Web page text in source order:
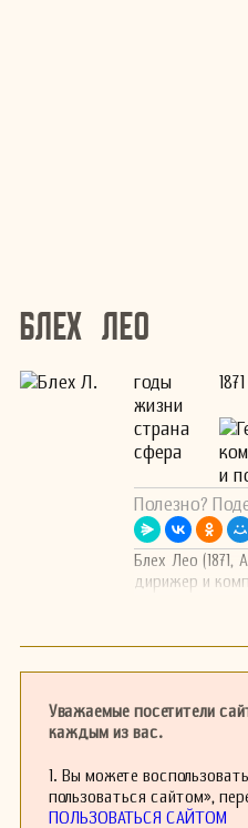
Блех Лео
годы
жизни
страна
сфера
и
Полезно?
Блех Лео (1871,
дирижер и
Уважаемые посетители
каждым из вас.
1. Вы можете
пользоваться сайтом»,
ПОЛЬЗОВАТЬСЯ САЙТОМ